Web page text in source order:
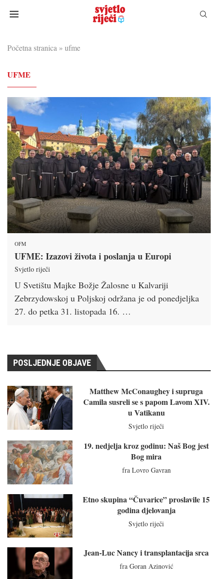
Početna stranica » ufme
UFME
OFM
UFME: Izazovi života i poslanja u Europi
Svjetlo riječi
U Svetištu Majke Božje Žalosne u Kalvariji
Zebrzydowskoj u Poljskoj održana je od ponedjeljka
27. do petka 31. listopada 16. …
POSLJEDNJE OBJAVE
Matthew McConaughey i supruga
Camila susreli se s papom Lavom XIV.
u Vatikanu
Svjetlo riječi
19. nedjelja kroz godinu: Naš Bog jest
Bog mira
fra Lovro Gavran
Etno skupina “Čuvarice” proslavile 15
godina djelovanja
Svjetlo riječi
Jean-Luc Nancy i transplantacija srca
fra Goran Azinović